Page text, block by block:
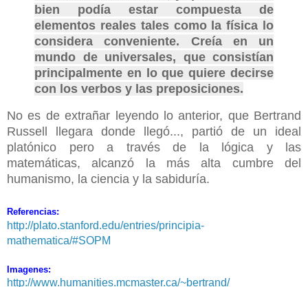
bien podía estar compuesta de
elementos reales tales como la física lo
considera conveniente. Creía en un
mundo de universales, que consistían
principalmente en lo que quiere decirse
con los verbos y las preposiciones.
No es de extrañar leyendo lo anterior, que Bertrand
Russell llegara donde llegó..., partió de un ideal
platónico pero a través de la lógica y las
matemáticas, alcanzó la más alta cumbre del
humanismo, la ciencia y la sabiduría.
Referencias:
http://plato.stanford.edu/entries/principia-
mathematica/#SOPM
Imagenes:
http://www.humanities.mcmaster.ca/~bertrand/